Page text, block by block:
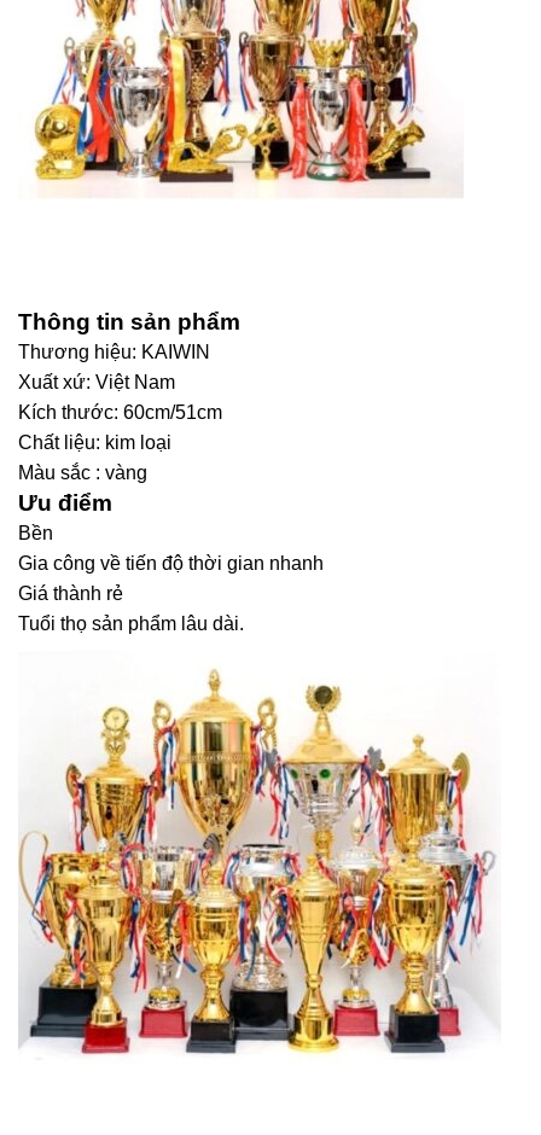
Thông tin sản phẩm
Thương hiệu: KAIWIN
Xuất xứ: Việt Nam
Kích thước: 60cm/51cm
Chất liệu: kim loại
Màu sắc : vàng
Ưu điểm
Bền
Gia công về tiến độ thời gian nhanh
Giá thành rẻ
Tuổi thọ sản phẩm lâu dài.